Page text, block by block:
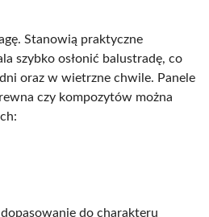
Stanowią praktyczne
szybko osłonić balustradę, co
oraz w wietrzne chwile. Panele
czy kompozytów można
do charakteru